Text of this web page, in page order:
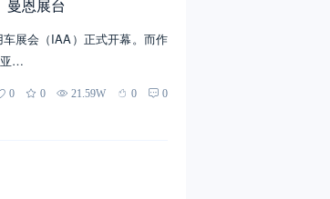
曼恩展台
展会（IAA）正式开幕。而作
亚…
0 0 21.59W 0 0